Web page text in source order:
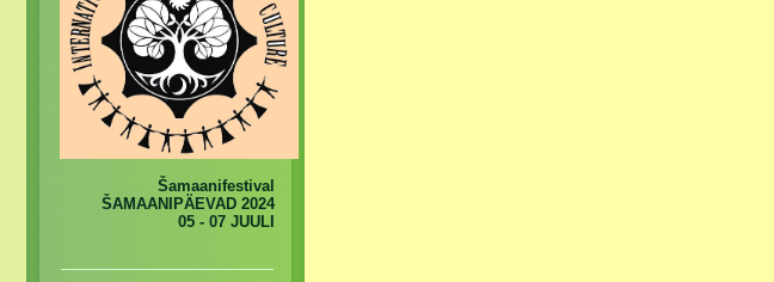
Šamaanifestival
ŠAMAANIPÄEVAD 2024
05 - 07 JUULI